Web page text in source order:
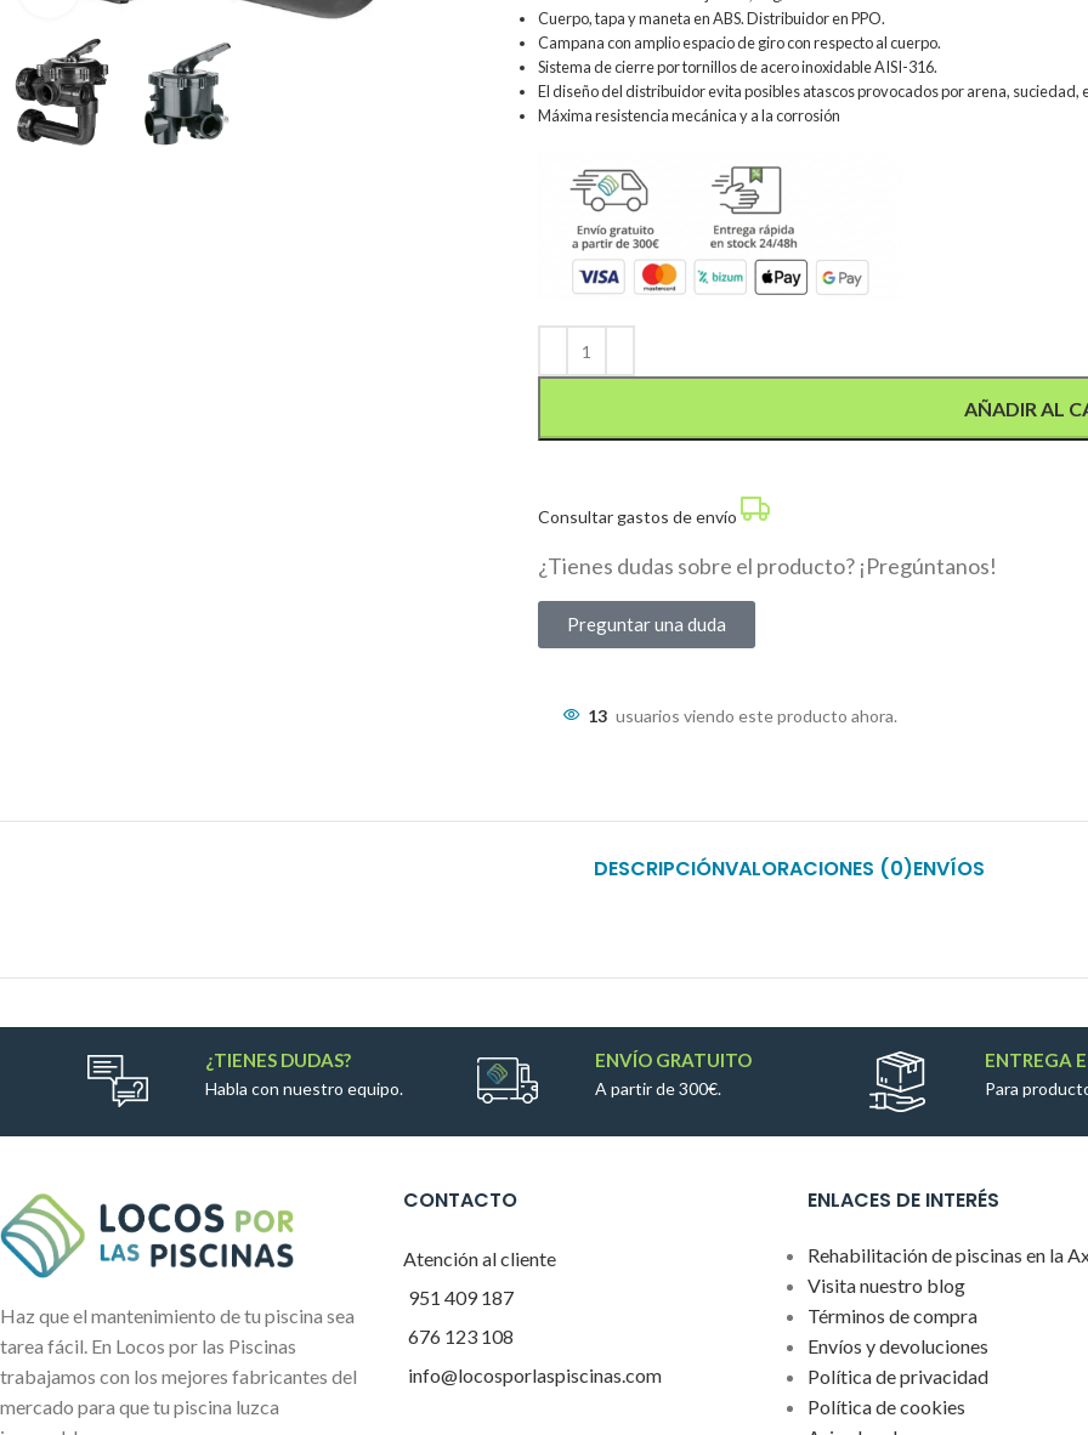
Cuerpo, tapa y maneta en ABS. Distribuidor en PPO.
Campana con amplio espacio de giro con respecto al cuerpo.
Sistema de cierre por tornillos de acero inoxidable AISI-316.
El diseño del distribuidor evita posibles atascos provocados por arena, suciedad,
Máxima resistencia mecánica y a la corrosión
AÑADIR AL
Consultar gastos de envío
¿Tienes dudas sobre el producto? ¡Pregúntanos!
Preguntar una duda
13 usuarios viendo este producto ahora.
DESCRIPCIÓNVALORACIONES (0)ENVÍOS
¿TIENES DUDAS?
Habla con nuestro equipo.
ENVÍO GRATUITO
A partir de 300€.
ENTREGA
Para
Haz que el mantenimiento de tu piscina sea
tarea fácil. En Locos por las Piscinas
trabajamos con los mejores fabricantes del
mercado para que tu piscina luzca
CONTACTO
Atención al cliente
951 409 187
676 123 108
info@locosporlaspiscinas.com
ENLACES DE INTERÉS
Rehabilitación de piscinas en la
Visita nuestro blog
Términos de compra
Envíos y devoluciones
Política de privacidad
Política de cookies